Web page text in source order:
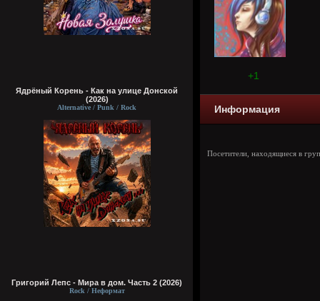
Ядрёный Корень - Как на улице Донской
(2026)
Alternative / Punk / Rock
Григорий Лепс - Мира в дом. Часть 2 (2026)
Rock / Неформат
+1
Информация
Посетители, находящиеся в